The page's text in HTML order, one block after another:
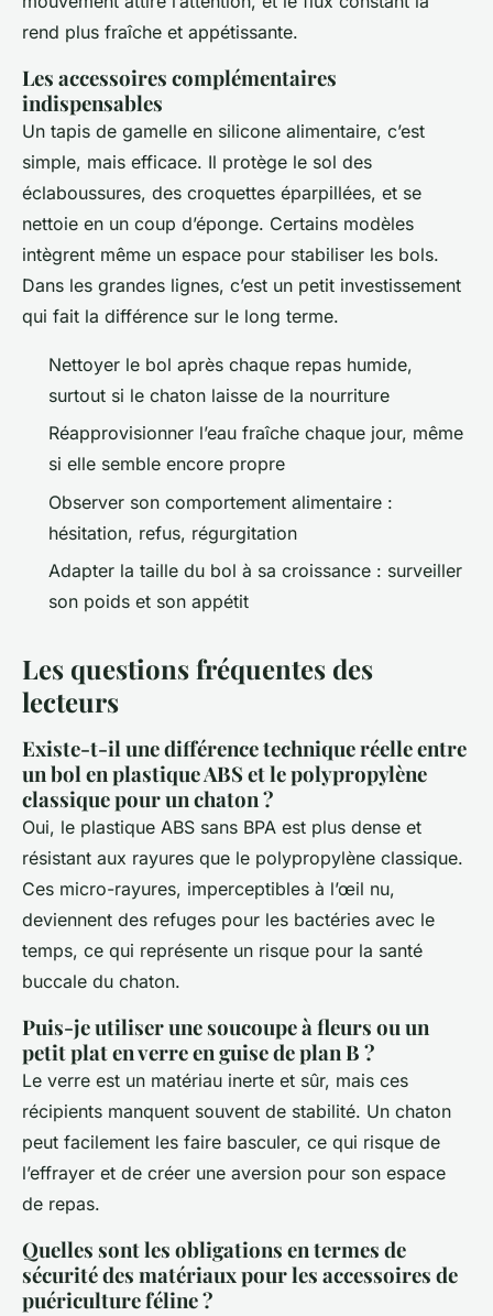
rend plus fraîche et appétissante.
Les accessoires complémentaires
indispensables
Un tapis de gamelle en silicone alimentaire, c’est
simple, mais efficace. Il protège le sol des
éclaboussures, des croquettes éparpillées, et se
nettoie en un coup d’éponge. Certains modèles
intègrent même un espace pour stabiliser les bols.
Dans les grandes lignes, c’est un petit investissement
qui fait la différence sur le long terme.
Nettoyer le bol après chaque repas humide,
surtout si le chaton laisse de la nourriture
Réapprovisionner l’eau fraîche chaque jour, même
si elle semble encore propre
Observer son comportement alimentaire :
hésitation, refus, régurgitation
Adapter la taille du bol à sa croissance : surveiller
son poids et son appétit
Les questions fréquentes des
lecteurs
Existe-t-il une différence technique réelle entre
un bol en plastique ABS et le polypropylène
classique pour un chaton ?
Oui, le plastique ABS sans BPA est plus dense et
résistant aux rayures que le polypropylène classique.
Ces micro-rayures, imperceptibles à l’œil nu,
deviennent des refuges pour les bactéries avec le
temps, ce qui représente un risque pour la santé
buccale du chaton.
Puis-je utiliser une soucoupe à fleurs ou un
petit plat en verre en guise de plan B ?
Le verre est un matériau inerte et sûr, mais ces
récipients manquent souvent de stabilité. Un chaton
peut facilement les faire basculer, ce qui risque de
l’effrayer et de créer une aversion pour son espace
de repas.
Quelles sont les obligations en termes de
sécurité des matériaux pour les accessoires de
puériculture féline ?